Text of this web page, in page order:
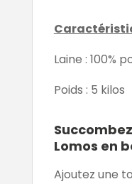
Laine : 100%
Poids : 5 kilos
Lomos en
Ajoutez une